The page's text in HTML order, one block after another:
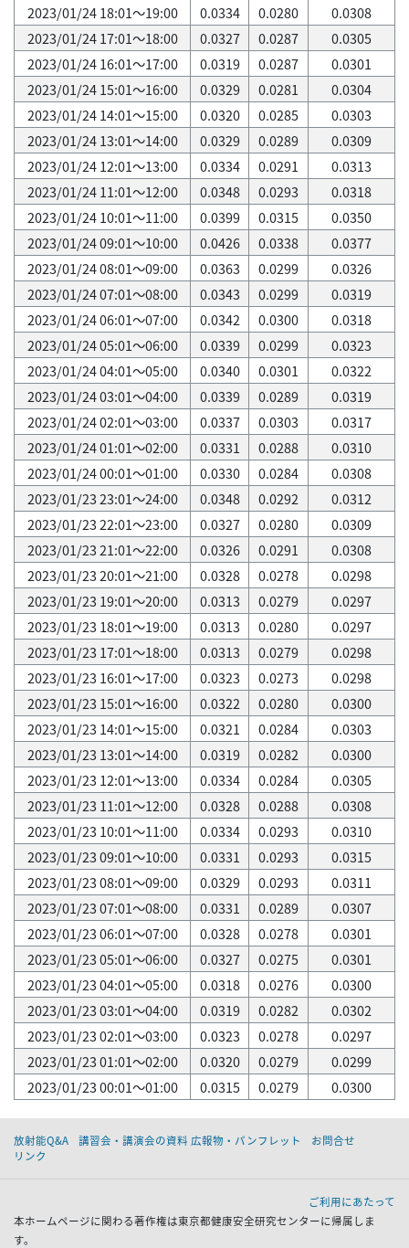
2023/01/24 18:01～19:00
0.0334 0.0280
0.0308
2023/01/24 17:01～18:00
0.0327 0.0287
0.0305
2023/01/24 16:01～17:00
0.0319 0.0287
0.0301
2023/01/24 15:01～16:00
0.0329 0.0281
0.0304
2023/01/24 14:01～15:00
0.0320 0.0285
0.0303
2023/01/24 13:01～14:00
0.0329 0.0289
0.0309
2023/01/24 12:01～13:00
0.0334 0.0291
0.0313
2023/01/24 11:01～12:00
0.0348 0.0293
0.0318
2023/01/24 10:01～11:00
0.0399 0.0315
0.0350
2023/01/24 09:01～10:00
0.0426 0.0338
0.0377
2023/01/24 08:01～09:00
0.0363 0.0299
0.0326
2023/01/24 07:01～08:00
0.0343 0.0299
0.0319
2023/01/24 06:01～07:00
0.0342 0.0300
0.0318
2023/01/24 05:01～06:00
0.0339 0.0299
0.0323
2023/01/24 04:01～05:00
0.0340 0.0301
0.0322
2023/01/24 03:01～04:00
0.0339 0.0289
0.0319
2023/01/24 02:01～03:00
0.0337 0.0303
0.0317
2023/01/24 01:01～02:00
0.0331 0.0288
0.0310
2023/01/24 00:01～01:00
0.0330 0.0284
0.0308
2023/01/23 23:01～24:00
0.0348 0.0292
0.0312
2023/01/23 22:01～23:00
0.0327 0.0280
0.0309
2023/01/23 21:01～22:00
0.0326 0.0291
0.0308
2023/01/23 20:01～21:00
0.0328 0.0278
0.0298
2023/01/23 19:01～20:00
0.0313 0.0279
0.0297
2023/01/23 18:01～19:00
0.0313 0.0280
0.0297
2023/01/23 17:01～18:00
0.0313 0.0279
0.0298
2023/01/23 16:01～17:00
0.0323 0.0273
0.0298
2023/01/23 15:01～16:00
0.0322 0.0280
0.0300
2023/01/23 14:01～15:00
0.0321 0.0284
0.0303
2023/01/23 13:01～14:00
0.0319 0.0282
0.0300
2023/01/23 12:01～13:00
0.0334 0.0284
0.0305
2023/01/23 11:01～12:00
0.0328 0.0288
0.0308
2023/01/23 10:01～11:00
0.0334 0.0293
0.0310
2023/01/23 09:01～10:00
0.0331 0.0293
0.0315
2023/01/23 08:01～09:00
0.0329 0.0293
0.0311
2023/01/23 07:01～08:00
0.0331 0.0289
0.0307
2023/01/23 06:01～07:00
0.0328 0.0278
0.0301
2023/01/23 05:01～06:00
0.0327 0.0275
0.0301
2023/01/23 04:01～05:00
0.0318 0.0276
0.0300
2023/01/23 03:01～04:00
0.0319 0.0282
0.0302
2023/01/23 02:01～03:00
0.0323 0.0278
0.0297
2023/01/23 01:01～02:00
0.0320 0.0279
0.0299
2023/01/23 00:01～01:00
0.0315 0.0279 0.0300
放射能Q&A 講習会・講演会の資料 広報物・パンフレット
お問合せ
リンク
ご利用にあたって
本ホームページに関わる著作権は東京都健康安全研究センターに帰属しま
す。